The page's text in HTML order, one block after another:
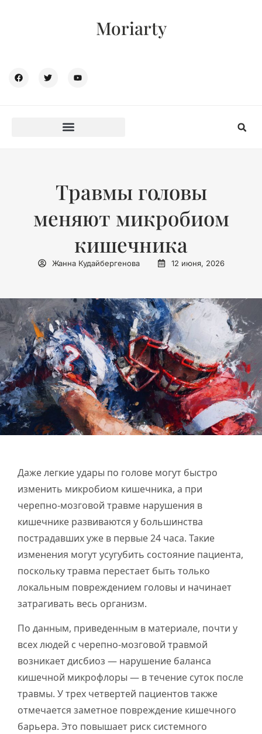
Moriarty
Травмы головы
меняют микробиом
кишечника
Жанна Кудайбергенова 12 июня, 2026
Даже легкие удары по голове могут быстро
изменить микробиом кишечника, а при
черепно-мозговой травме нарушения в
кишечнике развиваются у большинства
пострадавших уже в первые 24 часа. Такие
изменения могут усугубить состояние пациента,
поскольку травма перестает быть только
локальным повреждением головы и начинает
затрагивать весь организм.
По данным, приведенным в материале, почти у
всех людей с черепно-мозговой травмой
возникает дисбиоз — нарушение баланса
кишечной микрофлоры — в течение суток после
травмы. У трех четвертей пациентов также
отмечается заметное повреждение кишечного
барьера. Это повышает риск системного